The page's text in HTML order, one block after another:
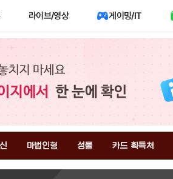
라이브/영상 게이밍/IT
마법인형 성물 카드 획득처